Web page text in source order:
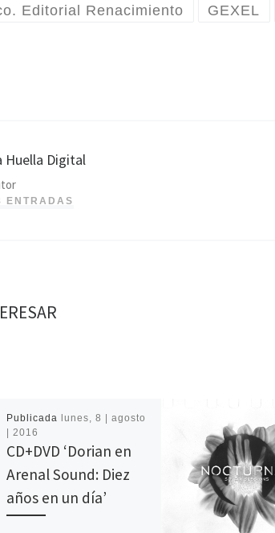
Editorial Renacimiento GEXEL
Huella Digital
ENTRADAS
Publicadalunes, 8 | agosto
| 2016
CD+DVD ‘Dorian en
Arenal Sound: Diez
años en un día’